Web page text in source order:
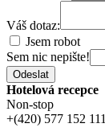
Váš dotaz:
Jsem robot
Sem nic nepište!
Odeslat
Hotelová recepce
Non-stop
+(420) 577 152 111